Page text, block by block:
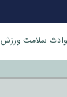
سلامت ورزش